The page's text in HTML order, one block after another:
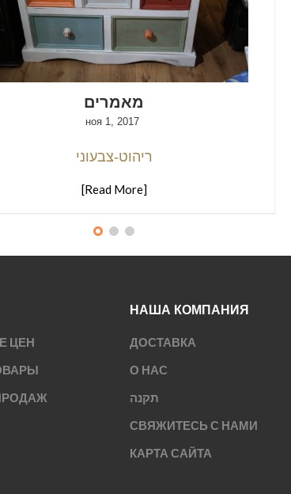
מאמרים
ноя 1, 2017
ריהוט-צבעוני
[Read More]
ЦЕН
НАША КОМПАНИЯ
ДОСТАВКА
О НАС
תקנה
СВЯЖИТЕСЬ С НАМИ
КАРТА САЙТА